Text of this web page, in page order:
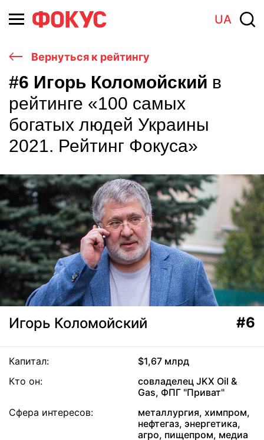
UA
Вернуться к рейтингу
#6 Игорь Коломойский в
рейтинге «100 самых
богатых людей Украины
2021. Рейтинг Фокуса»
Игорь Коломойский #6
Капитал:
$1,67 млрд
Кто он:
совладелец JKX Oil &
Gas, ФПГ "Приват"
Сфера интересов:
металлургия, химпром,
нефтегаз, энергетика,
агро, пищепром, медиа